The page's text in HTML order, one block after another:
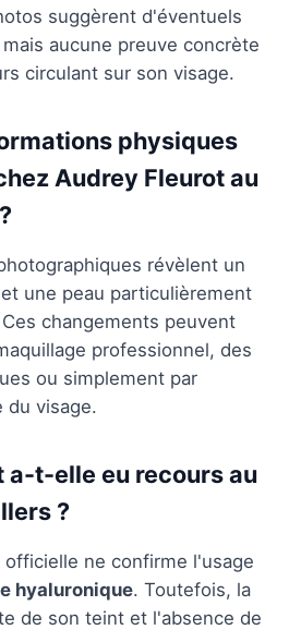
suggèrent d'éventuels
mais aucune preuve concrète
circulant sur son visage.
physiques
Audrey Fleurot au
révèlent un
et une peau particulièrement
changements peuvent
professionnel, des
ou simplement par
du visage.
a-t-elle eu recours au
?
officielle ne confirme l'usage
hyaluronique. Toutefois, la
de son teint et l'absence de